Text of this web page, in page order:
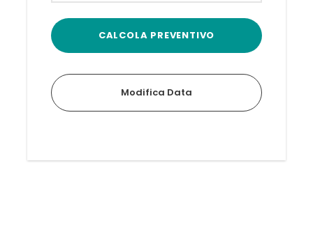
Modifica Data